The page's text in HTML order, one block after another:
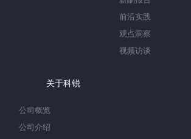
前沿实践
观点洞察
视频访谈
关于科锐
公司概览
公司介绍